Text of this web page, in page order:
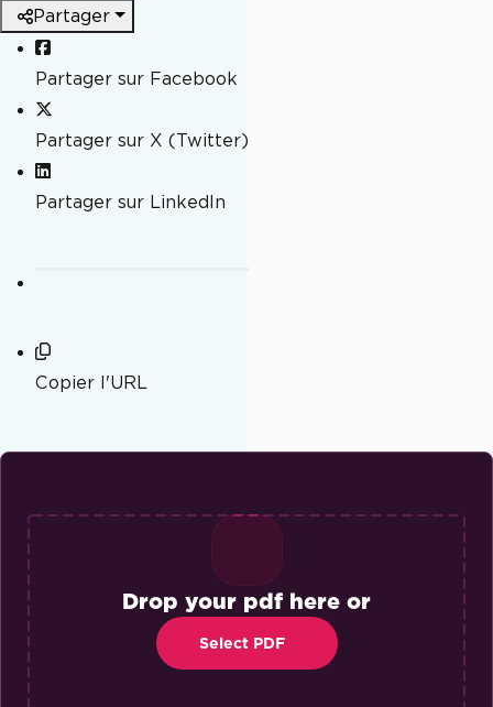
Partager
Partager sur Facebook
Partager sur X (Twitter)
Partager sur LinkedIn
Copier l'URL